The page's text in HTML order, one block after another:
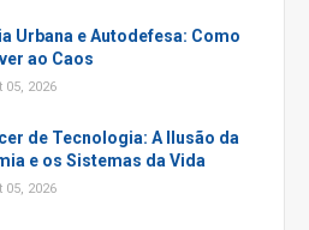
Urbana e Autodefesa: Como
ao Caos
05, 2026
de Tecnologia: A Ilusão da
e os Sistemas da Vida
05, 2026